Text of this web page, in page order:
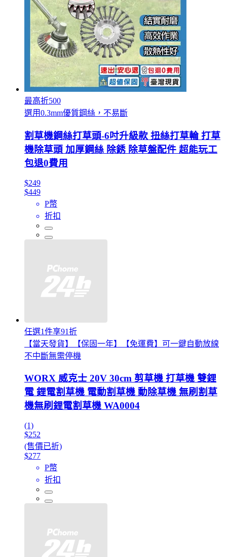
最高折500
選用0.3mm優質鋼絲，不易斷
割草機鋼絲打草頭-6吋升級款 扭絲打草輪 打草
機除草頭 加厚鋼絲 除銹 除草盤配件 超能玩工
包退0費用
$249
$449
P幣
折扣
任選1件享91折
【當天發貨】【保固一年】【免運費】可一鍵自動放線
不中斷無需停機
WORX 威克士 20V 30cm 剪草機 打草機 雙鋰
電 鋰電割草機 電動割草機 動除草機 無刷割草
機無刷鋰電割草機 WA0004
(1)
$252
(售價已折)
$277
P幣
折扣